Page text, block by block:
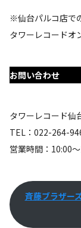
※仙台パルコ店で
タワーレコードオ
お問い合わせ
タワーレコード仙
TEL：022-264-
営業時間：10:00
斉藤ブラザー